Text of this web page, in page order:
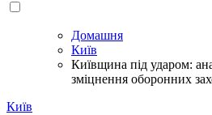
Домашня
Київ
Київщина під ударом:
зміцнення оборонних
Київ